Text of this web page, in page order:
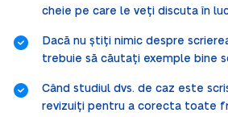
cheie pe care le veți discuta în
Dacă nu știți nimic despre
trebuie să căutați exemple bine
Când studiul dvs. de caz este
revizuiți pentru a corecta toate